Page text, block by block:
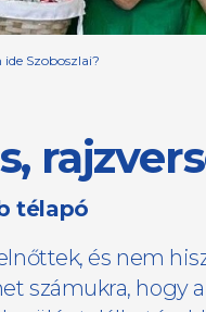
Szoboszlai?
télapó
és nem
számukra, hogy